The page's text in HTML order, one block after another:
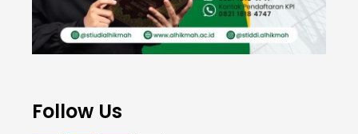
Follow Us